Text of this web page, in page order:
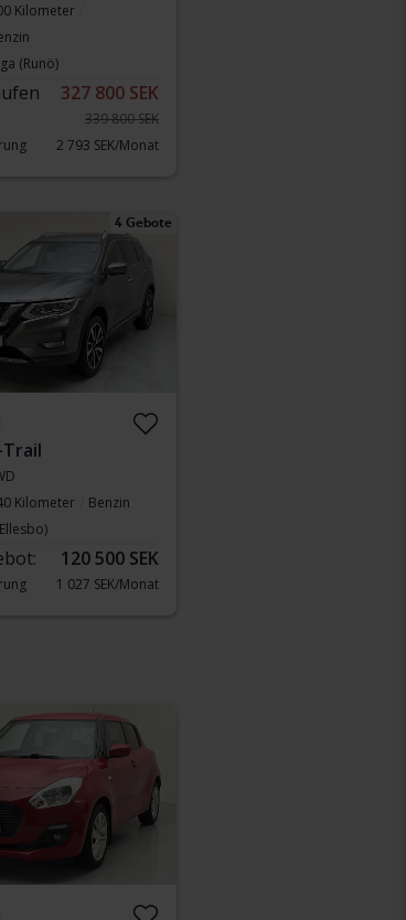
Kilometer
(Runö)
327 800 SEK
339 800 SEK
2 793 SEK/Monat
4 Gebote
Trail
Kilometer
Benzin
120 500 SEK
1 027 SEK/Monat